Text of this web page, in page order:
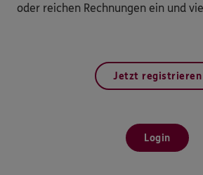
oder reichen Rechnungen ein und
Jetzt registrieren
Login